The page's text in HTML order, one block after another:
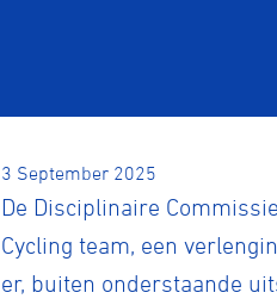
3 September 2025
De Disciplinaire
Cycling team, een
er, buiten onderstaande